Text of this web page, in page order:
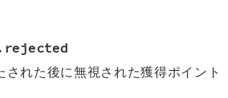
された後に無視された獲得ポイント